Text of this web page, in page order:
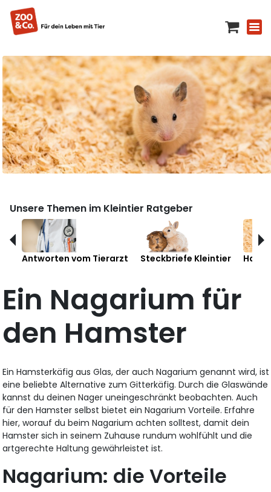
Unsere Themen im Kleintier Ratgeber
Antworten vom Tierarzt Steckbriefe Kleintier
Ein Nagarium für
den Hamster
Ein Hamsterkäfig aus Glas, der auch Nagarium genannt wird, ist
eine beliebte Alternative zum Gitterkäfig. Durch die Glaswände
kannst du deinen Nager uneingeschränkt beobachten. Auch
für den Hamster selbst bietet ein Nagarium Vorteile. Erfahre
hier, worauf du beim Nagarium achten solltest, damit dein
Hamster sich in seinem Zuhause rundum wohlfühlt und die
artgerechte Haltung gewährleistet ist.
Nagarium: die Vorteile